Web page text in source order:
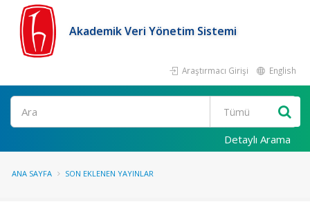
Akademik Veri Yönetim Sistemi
Araştırmacı Girişi English
Ara
Detaylı Arama
ANA SAYFA SON EKLENEN YAYINLAR